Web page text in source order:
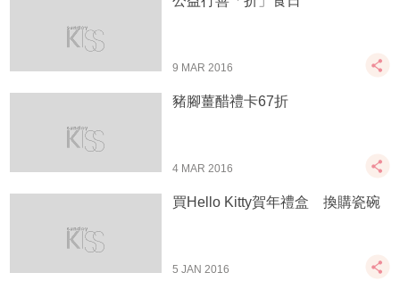
9 MAR 2016
豬腳薑醋禮卡67折
4 MAR 2016
買Hello Kitty賀年禮盒 換購瓷碗
5 JAN 2016